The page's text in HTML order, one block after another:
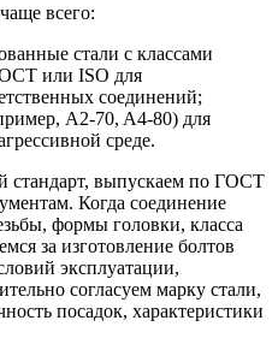
всего:
стали с классами
или ISO для
соединений;
A2‑70, A4‑80) для
среде.
стандарт, выпускаем по ГОСТ
Когда соединение
формы головки, класса
за изготовление болтов
эксплуатации,
согласуем марку стали,
посадок, характеристики